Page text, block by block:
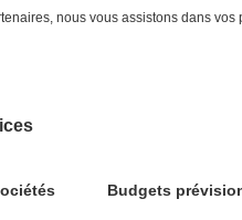
nous vous assistons dans
Budgets